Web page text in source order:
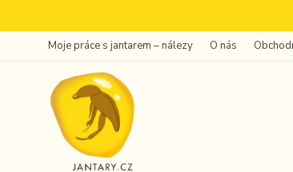
Moje práce s jantarem – nálezy O nás